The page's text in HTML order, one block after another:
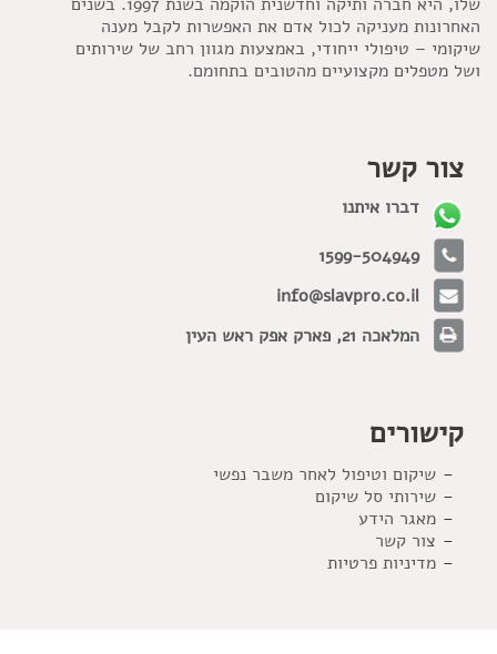
האחרונות מעניקה לכול אדם את האפשרות לקבל מענה
שיקומי – טיפולי ייחודי, באמצעות מגוון רחב של שירותים
ושל מטפלים מקצועיים מהטובים בתחומם.
צור קשר
דברו איתנו
1599-504949
info@slavpro.co.il
המלאכה 21, פארק אפק ראש העין
קישורים
שיקום וטיפול לאחר משבר נפשי
שירותי סל שיקום
מאגר הידע
צור קשר
מדיניות פרטיות